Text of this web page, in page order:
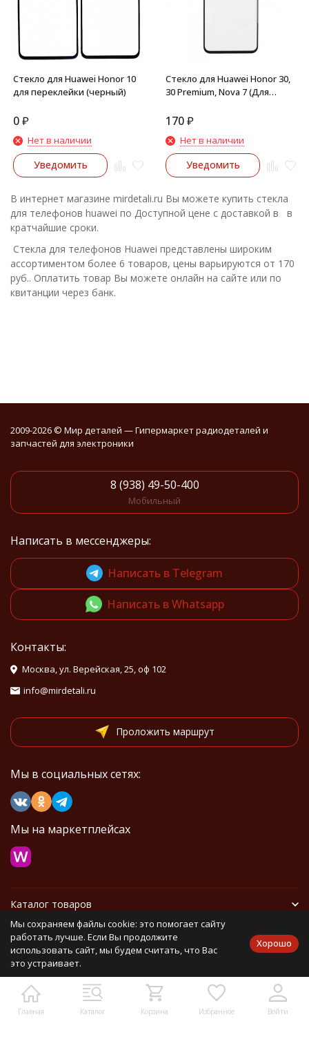
Стекло для Huawei Honor 10
для переклейки (черный)
0₽
Нет в наличии
Уведомить
Стекло для Huawei Honor 30,
30 Premium, Nova 7 (Для
170₽
Нет в наличии
Уведомить
В интернет магазине mirdetali.ru Вы можете купить стекла
для телефонов huawei по Доступной цене с доставкой в в
кратчайшие сроки.
Стекла для телефонов Huawei представлены широким
ассортиментом более 6 товаров, цены варьируются от 170
руб.. Оплатить товар Вы можете онлайн на сайте или по
квитанции через банк.
Главная Каталог Корзина Избранное Войти
2009-2026 © Мир деталей — Гипермаркет радиодеталей и
запчастей для электроники
8 (938) 49-50-400
Мобильный
Написать в мессенджеры:
Написать в Telegram
Написать в Whatsapp
Контакты:
Москва, ул. Верейская, 25, оф 102
info@mirdetali.ru
Проложить маршрут
Мы в социальных сетях:
Мы на маркетплейсах
Каталог товаров
Информация
Политика персональных данных Карта сайта
Мы сохраняем файлы cookie: это помогает сайту
работать лучше. Если Вы продолжите
использовать сайт, мы будем считать, что Вас
это устраивает.
Хорошо